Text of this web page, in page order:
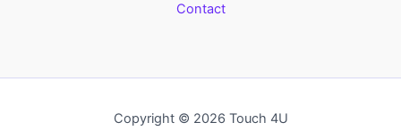
Contact
Copyright © 2026 Touch 4U